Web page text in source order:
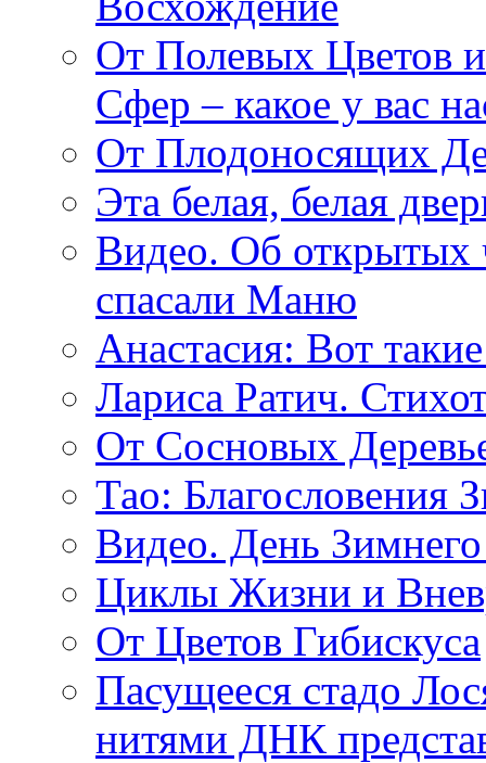
От Полевых Цветов
Сфер – какое у вас
От Плодоносящих
Эта белая, белая
Видео. Об открытых
спасали Маню
Анастасия: Вот
Лариса Ратич.
От Сосновых
Тао: Благословения
Видео. День
Циклы Жизни и
От Цветов Гибискуса
Пасущееся стадо
нитями ДНК